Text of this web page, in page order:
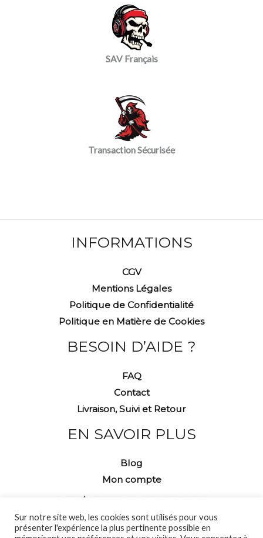
SAV Français
Transaction Sécurisée
INFORMATIONS
CGV
Mentions Légales
Politique de Confidentialité
Politique en Matière de Cookies
BESOIN D’AIDE ?
FAQ
Contact
Livraison, Suivi et Retour
EN SAVOIR PLUS
Blog
Mon compte
Sur notre site web, les cookies sont utilisés pour vous
présenter l'expérience la plus pertinente possible en